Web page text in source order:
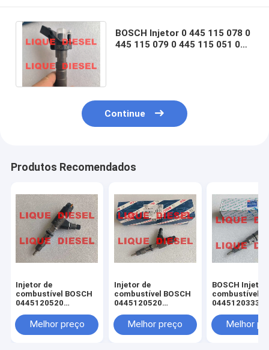
BOSCH Injetor 0 445 115 078 0
445 115 079 0 445 115 051 0
Continue
Produtos Recomendados
Injetor de
combustível BOSCH
0445120520
9626 445120520
445120371 396 9626
Melhor preço
Injetor de
combustível BOSCH
0445120520
9626 0 445 120 520 0
445 120 371
Melhor preço
BOSCH Injetor
combustível
0445120333
1112100A-
Melhor